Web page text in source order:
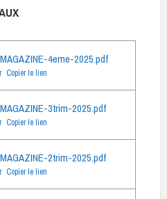
4eme-2025.pdf
Copier le lien
3trim-2025.pdf
Copier le lien
2trim-2025.pdf
Copier le lien